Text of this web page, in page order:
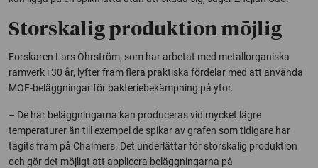
Storskalig produktion möjlig
Forskaren Lars Öhrström, som har arbetat med metallorganiska
ramverk i 30 år, lyfter fram flera praktiska fördelar med att använda
MOF-beläggningar för bakteriebekämpning på ytor.
– De här beläggningarna kan produceras vid mycket lägre
temperaturer än till exempel de spikar av grafen som tidigare har
tagits fram på Chalmers. Det underlättar för storskalig produktion
och gör det möjligt att applicera beläggningarna på